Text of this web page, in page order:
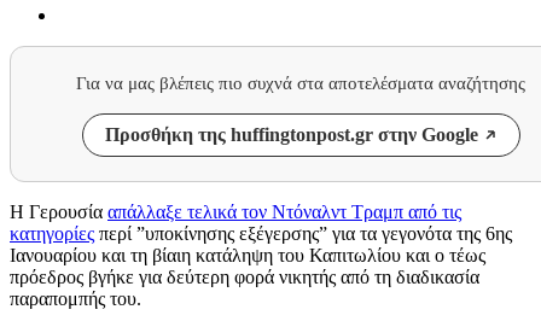
Για να μας βλέπεις πιο συχνά στα αποτελέσματα αναζήτησης
Προσθήκη της huffingtonpost.gr στην Google
H Γερουσία απάλλαξε τελικά τον Ντόναλντ Τραμπ από τις
κατηγορίες περί ”υποκίνησης εξέγερσης” για τα γεγονότα της 6ης
Ιανουαρίου και τη βίαιη κατάληψη του Καπιτωλίου και ο τέως
πρόεδρος βγήκε για δεύτερη φορά νικητής από τη διαδικασία
παραπομπής του.